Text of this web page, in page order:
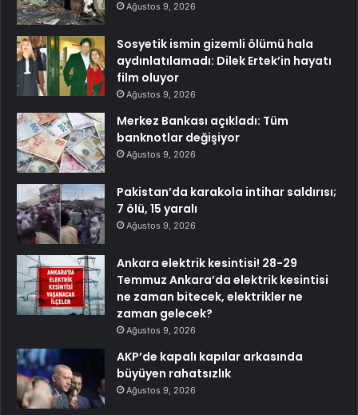
Ağustos 9, 2026
Sosyetik ismin gizemli ölümü hala
aydınlatılamadı: Dilek Ertek’in hayatı
film oluyor
Ağustos 9, 2026
Merkez Bankası açıkladı: Tüm
banknotlar değişiyor
Ağustos 9, 2026
Pakistan’da karakola intihar saldırısı;
7 ölü, 15 yaralı
Ağustos 9, 2026
Ankara elektrik kesintisi! 28-29
Temmuz Ankara’da elektrik kesintisi
ne zaman bitecek, elektrikler ne
zaman gelecek?
Ağustos 9, 2026
AKP’de kapalı kapılar arkasında
büyüyen rahatsızlık
Ağustos 9, 2026